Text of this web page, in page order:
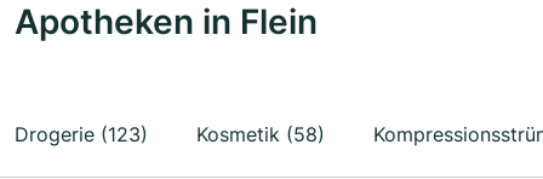
Apotheken in Flein
Drogerie (123) Kosmetik (58)